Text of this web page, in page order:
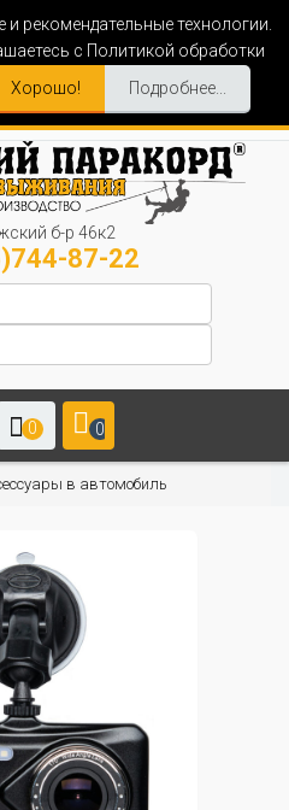
рекомендательные технологии.
с Политикой обработки
Хорошо! Подробнее...
б-р 46к2
87-22
0 0
в автомобиль